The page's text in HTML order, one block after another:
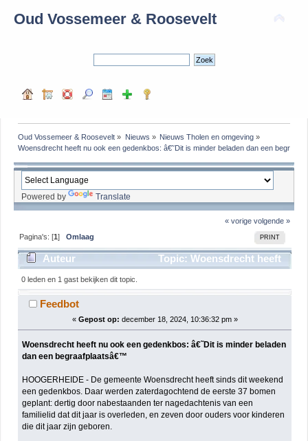
Oud Vossemeer & Roosevelt
Oud Vossemeer & Roosevelt » Nieuws » Nieuws Tholen en omgeving»
Woensdrecht heeft nu ook een gedenkbos: â€˜Dit is minder beladen dan een
Powered by Translate
« vorige volgende »
PRINT
Pagina's: [1]Omlaag
Auteur
Topic: Woensdrecht heeft
nu ook een gedenkbos: â€˜Dit is minder beladen dan
een begraafplaatsâ€™ (gelezen 177 keer)
0 leden en 1 gast bekijken dit topic.
Feedbot
« Gepost op: december 18, 2024, 10:36:32 pm »
Woensdrecht heeft nu ook een gedenkbos: â€˜Dit is minder beladen
dan een begraafplaatsâ€™
HOOGERHEIDE - De gemeente Woensdrecht heeft sinds dit weekend
een gedenkbos. Daar werden zaterdagochtend de eerste 37 bomen
geplant: dertig door nabestaanden ter nagedachtenis van een
familielid dat dit jaar is overleden, en zeven door ouders voor kinderen
die dit jaar zijn geboren.